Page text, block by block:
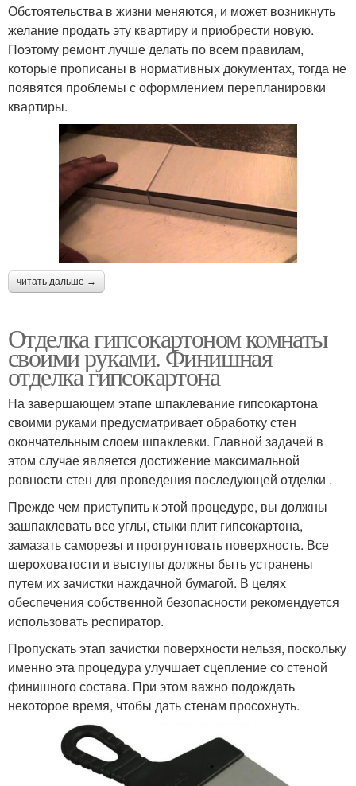
Обстоятельства в жизни меняются, и может возникнуть
желание продать эту квартиру и приобрести новую.
Поэтому ремонт лучше делать по всем правилам,
которые прописаны в нормативных документах, тогда не
появятся проблемы с оформлением перепланировки
квартиры.
читать дальше →
Отделка гипсокартоном комнаты
своими руками. Финишная
отделка гипсокартона
На завершающем этапе шпаклевание гипсокартона
своими руками предусматривает обработку стен
окончательным слоем шпаклевки. Главной задачей в
этом случае является достижение максимальной
ровности стен для проведения последующей отделки .
Прежде чем приступить к этой процедуре, вы должны
зашпаклевать все углы, стыки плит гипсокартона,
замазать саморезы и прогрунтовать поверхность. Все
шероховатости и выступы должны быть устранены
путем их зачистки наждачной бумагой. В целях
обеспечения собственной безопасности рекомендуется
использовать респиратор.
Пропускать этап зачистки поверхности нельзя, поскольку
именно эта процедура улучшает сцепление со стеной
финишного состава. При этом важно подождать
некоторое время, чтобы дать стенам просохнуть.